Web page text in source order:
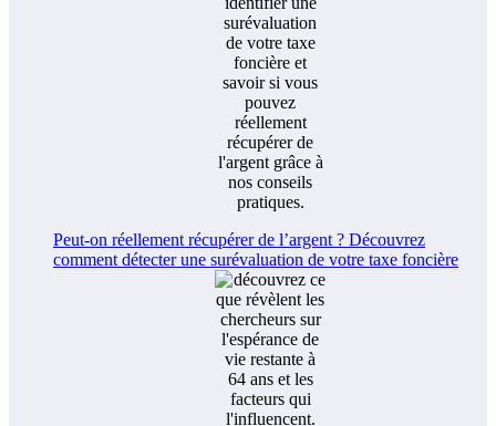
Peut-on réellement récupérer de l’argent ? Découvrez
comment détecter une surévaluation de votre taxe foncière